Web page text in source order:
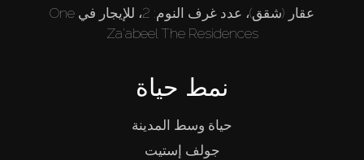
عقار (شقق)، عدد غرف النوم: 2، للإيجار في One
Za'abeel The Residences
نمط حياة
حياة وسط المدينة
جولف إستيت